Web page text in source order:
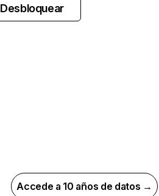
Desbloquear
Accede a 10 años de datos →